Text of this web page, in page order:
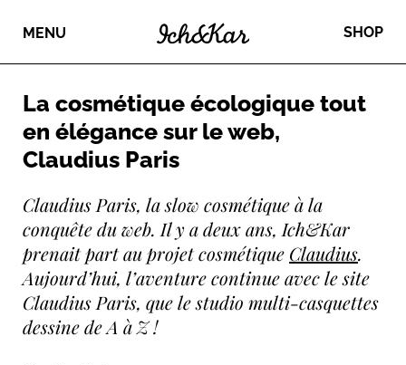
MENU SHOP
La cosmétique écologique tout
en élégance sur le web,
Claudius Paris
Claudius Paris, la slow cosmétique à la
conquête du web. Il y a deux ans, Ich&Kar
prenait part au projet cosmétique Claudius.
Aujourd’hui, l’aventure continue avec le site
Claudius Paris, que le studio multi-casquettes
dessine de A à Z !